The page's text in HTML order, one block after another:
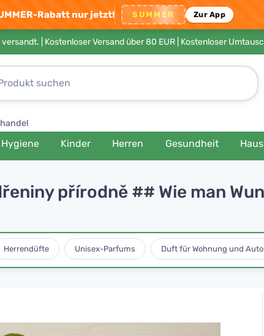
Rabatt nur jetzt! SUMMER Zur App
| Kostenloser Versand über 80 EUR | Kostenloser
Kinder Herren Gesundheit
přírodně ## Wie man
Herrendüfte Unisex-Parfums Duft für Wohnung und Auto